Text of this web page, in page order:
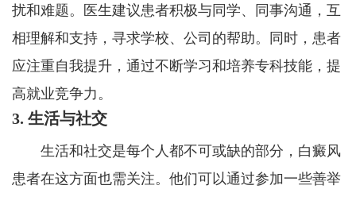
扰和难题。医生建议患者积极与同学、同事沟通，互
相理解和支持，寻求学校、公司的帮助。同时，患者
应注重自我提升，通过不断学习和培养专科技能，提
高就业竞争力。
3. 生活与社交
生活和社交是每个人都不可或缺的部分，白癜风
患者在这方面也需关注。他们可以通过参加一些善举